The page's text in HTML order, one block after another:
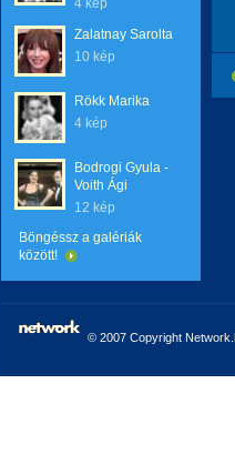
4 kép
Zalatnay Sarolta
10 kép
Rökk Marika
4 kép
Bodrogi Gyula -
Voith Ági
12 kép
Böngéssz a galériák
között!
© 2007 Copyright